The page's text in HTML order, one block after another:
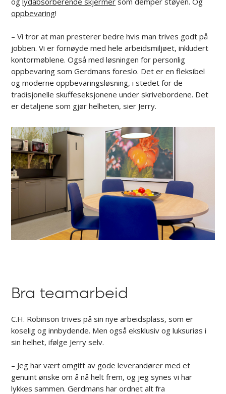
oppbevaring!
– Vi tror at man presterer bedre hvis man trives godt på
jobben. Vi er fornøyde med hele arbeidsmiljøet, inkludert
kontormøblene. Også med løsningen for personlig
oppbevaring som Gerdmans foreslo. Det er en fleksibel
og moderne oppbevaringsløsning, i stedet for de
tradisjonelle skuffeseksjonene under skrivebordene. Det
er detaljene som gjør helheten, sier Jerry.
Bra teamarbeid
C.H. Robinson trives på sin nye arbeidsplass, som er
koselig og innbydende. Men også eksklusiv og luksuriøs i
sin helhet, ifølge Jerry selv.
– Jeg har vært omgitt av gode leverandører med et
genuint ønske om å nå helt frem, og jeg synes vi har
lykkes sammen. Gerdmans har ordnet alt fra